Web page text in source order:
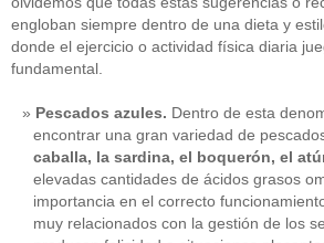
engloban siempre dentro de una dieta y
donde el ejercicio o actividad física diaria
fundamental.
Pescados azules. Dentro de esta
encontrar una gran variedad de
caballa, la sardina, el boquerón, el
elevadas cantidades de ácidos grasos
importancia en el correcto
muy relacionados con la gestión de los